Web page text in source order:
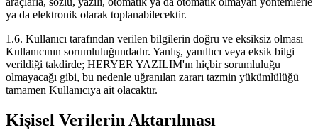
ya da elektronik olarak toplanabilecektir.
1.6. Kullanıcı tarafından verilen bilgilerin doğru ve eksiksiz olması
Kullanıcının sorumluluğundadır. Yanlış, yanıltıcı veya eksik bilgi
verildiği takdirde; HERYER YAZILIM'ın hiçbir sorumluluğu
olmayacağı gibi, bu nedenle uğranılan zararı tazmin yükümlülüğü
tamamen Kullanıcıya ait olacaktır.
Kişisel Verilerin Aktarılması